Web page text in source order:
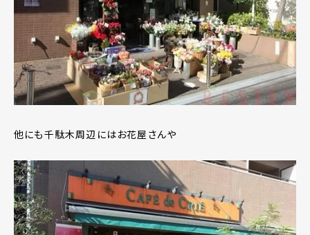
他にも千駄木周辺にはお花屋さんや